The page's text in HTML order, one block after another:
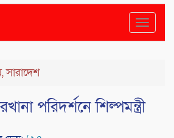
Toggle
,সারাদেশ
পরিদর্শনে শিল্পমন্ত্রী